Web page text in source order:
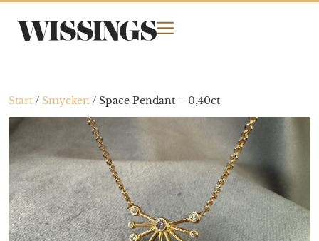
Start/ Smycken / Space Pendant – 0,40ct